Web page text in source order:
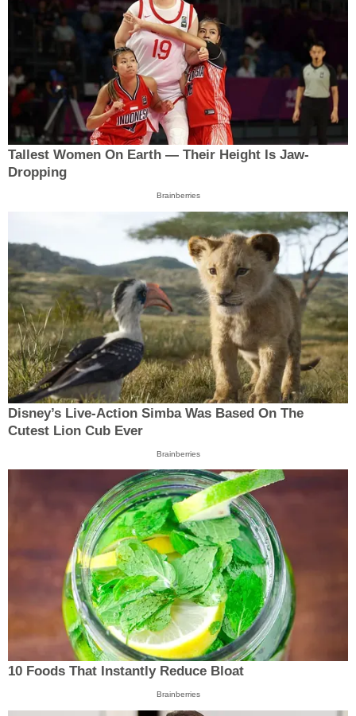
Tallest Women On Earth — Their Height Is Jaw-
Dropping
Brainberries
Disney’s Live-Action Simba Was Based On The
Cutest Lion Cub Ever
Brainberries
10 Foods That Instantly Reduce Bloat
Brainberries